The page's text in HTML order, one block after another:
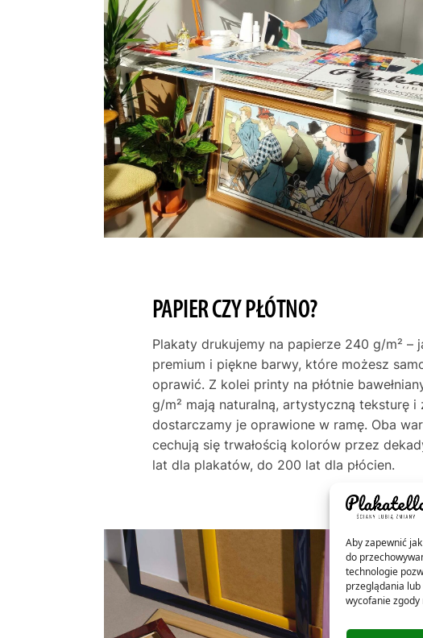
Aby zapewnić
do
technologie
przeglądania
wycofanie zgody
PAPIER CZY PŁÓTNO?
Plakaty drukujemy na papierze 240 g/m² –
premium i piękne barwy, które możesz
oprawić. Z kolei printy na płótnie
g/m² mają naturalną, artystyczną teksturę i
dostarczamy je oprawione w ramę. Oba
cechują się trwałością kolorów przez
lat dla plakatów, do 200 lat dla płócien.